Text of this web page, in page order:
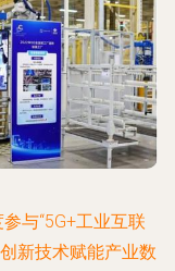
与“5G+工业互联
新技术赋能产业数